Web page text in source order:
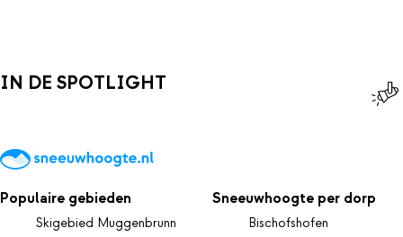
IN DE SPOTLIGHT
Populaire gebieden
Skigebied Muggenbrunn
Sneeuwhoogte per dorp
Bischofshofen